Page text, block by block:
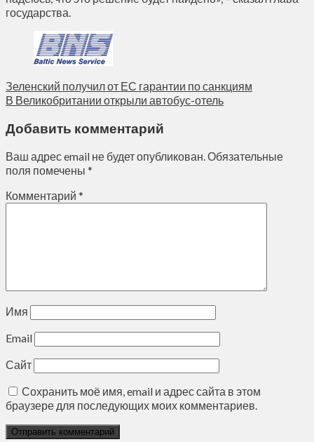
государства.
Зеленский получил от ЕС гарантии по санкциям
В Великобритании открыли автобус-отель
Добавить комментарий
Ваш адрес email не будет опубликован.Обязательные
поля помечены *
Комментарий *
Имя
Email
Сайт
Сохранить моё имя, email и адрес сайта в этом
браузере для последующих моих комментариев.